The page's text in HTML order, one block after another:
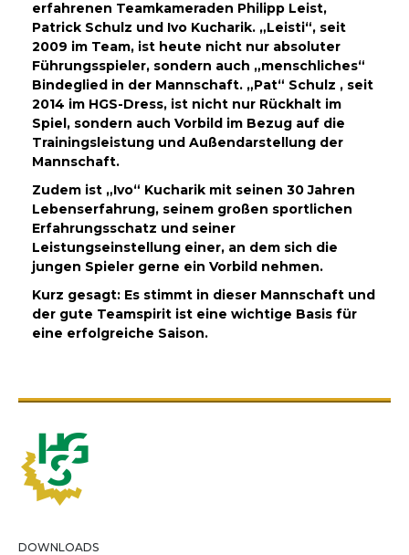
erfahrenen Teamkameraden Philipp Leist,
Patrick Schulz und Ivo Kucharik. „Leisti“, seit
2009 im Team, ist heute nicht nur absoluter
Führungsspieler, sondern auch „menschliches“
Bindeglied in der Mannschaft. „Pat“ Schulz , seit
2014 im HGS-Dress, ist nicht nur Rückhalt im
Spiel, sondern auch Vorbild im Bezug auf die
Trainingsleistung und Außendarstellung der
Mannschaft.
Zudem ist „Ivo“ Kucharik mit seinen 30 Jahren
Lebenserfahrung, seinem großen sportlichen
Erfahrungsschatz und seiner
Leistungseinstellung einer, an dem sich die
jungen Spieler gerne ein Vorbild nehmen.
Kurz gesagt: Es stimmt in dieser Mannschaft und
der gute Teamspirit ist eine wichtige Basis für
eine erfolgreiche Saison.
DOWNLOADS